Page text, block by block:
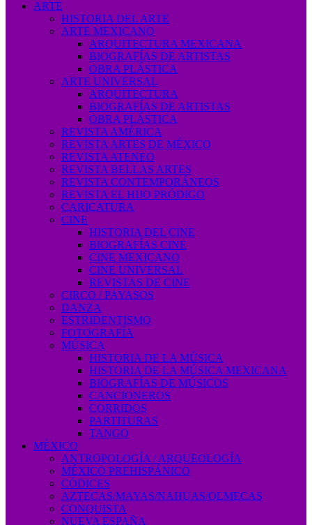
ARTE
HISTORIA DEL ARTE
ARTE MEXICANO
ARQUITECTURA MEXICANA
BIOGRAFÍAS DE ARTISTAS
OBRA PLÁSTICA
ARTE UNIVERSAL
ARQUITECTURA
BIOGRAFÍAS DE ARTISTAS
OBRA PLÁSTICA
REVISTA AMÉRICA
REVISTA ARTES DE MÉXICO
REVISTA ATENEO
REVISTA BELLAS ARTES
REVISTA CONTEMPORÁNEOS
REVISTA EL HIJO PRÓDIGO
CARICATURA
CINE
HISTORIA DEL CINE
BIOGRAFÍAS CINE
CINE MEXICANO
CINE UNIVERSAL
REVISTAS DE CINE
CIRCO / PAYASOS
DANZA
ESTRIDENTISMO
FOTOGRAFÍA
MÚSICA
HISTORIA DE LA MÚSICA
HISTORIA DE LA MÚSICA MEXICANA
BIOGRAFÍAS DE MÚSICOS
CANCIONEROS
CORRIDOS
PARTITURAS
TANGO
MÉXICO
ANTROPOLOGÍA / ARQUEOLOGÍA
MÉXICO PREHISPÁNICO
CÓDICES
AZTECAS/MAYAS/NAHUAS/OLMECAS
CONQUISTA
NUEVA ESPAÑA